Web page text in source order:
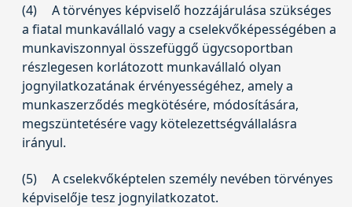
(4)
A törvényes képviselő hozzájárulása szükséges
a fiatal munkavállaló vagy a cselekvőképességében a
munkaviszonnyal összefüggő ügycsoportban
részlegesen korlátozott munkavállaló olyan
jognyilatkozatának érvényességéhez, amely a
munkaszerződés megkötésére, módosítására,
megszüntetésére vagy kötelezettségvállalásra
irányul.
(5)
A cselekvőképtelen személy nevében törvényes
képviselője tesz jognyilatkozatot.